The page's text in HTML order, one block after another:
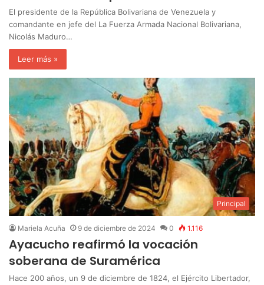
El presidente de la República Bolivariana de Venezuela y
comandante en jefe del La Fuerza Armada Nacional Bolivariana,
Nicolás Maduro…
Leer más »
Principal
Mariela Acuña 9 de diciembre de 2024 0 1.116
Ayacucho reafirmó la vocación
soberana de Suramérica
Hace 200 años, un 9 de diciembre de 1824, el Ejército Libertador,